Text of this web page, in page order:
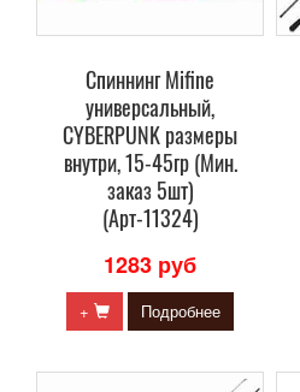
Спиннинг Mifine
универсальный,
CYBERPUNK размеры
внутри, 15-45гр (Мин.
заказ 5шт)
(Арт-11324)
1283 руб
+ Подробнее